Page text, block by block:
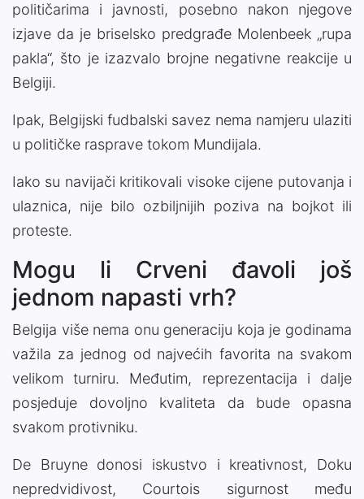
političarima i javnosti, posebno nakon njegove
izjave da je briselsko predgrađe Molenbeek „rupa
pakla“, što je izazvalo brojne negativne reakcije u
Belgiji.
Ipak, Belgijski fudbalski savez nema namjeru ulaziti
u političke rasprave tokom Mundijala.
Iako su navijači kritikovali visoke cijene putovanja i
ulaznica, nije bilo ozbiljnijih poziva na bojkot ili
proteste.
Mogu li Crveni đavoli još
jednom napasti vrh?
Belgija više nema onu generaciju koja je godinama
važila za jednog od najvećih favorita na svakom
velikom turniru. Međutim, reprezentacija i dalje
posjeduje dovoljno kvaliteta da bude opasna
svakom protivniku.
De Bruyne donosi iskustvo i kreativnost, Doku
nepredvidivost, Courtois sigurnost među